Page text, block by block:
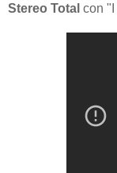
Stereo Total con